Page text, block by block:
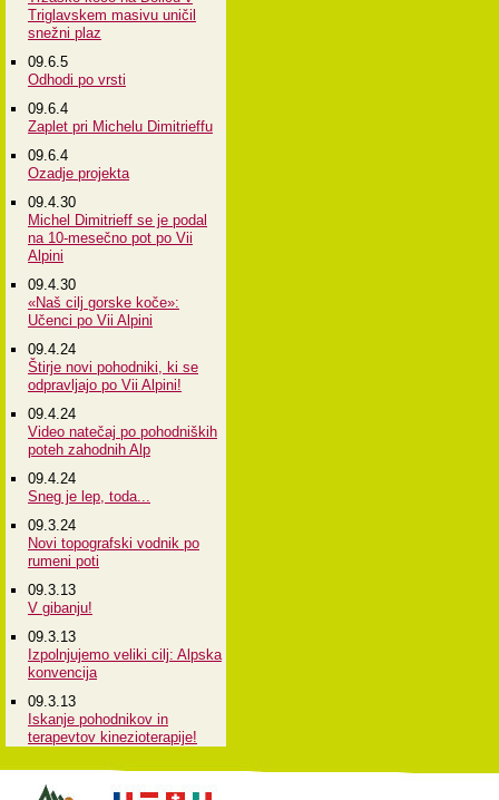
Triglavskem masivu uničil
snežni plaz
09.6.5
Odhodi po vrsti
09.6.4
Zaplet pri Michelu Dimitrieffu
09.6.4
Ozadje projekta
09.4.30
Michel Dimitrieff se je podal
na 10-mesečno pot po Vii
Alpini
09.4.30
«Naš cilj gorske koče»:
Učenci po Vii Alpini
09.4.24
Štirje novi pohodniki, ki se
odpravljajo po Vii Alpini!
09.4.24
Video natečaj po pohodniških
poteh zahodnih Alp
09.4.24
Sneg je lep, toda...
09.3.24
Novi topografski vodnik po
rumeni poti
09.3.13
V gibanju!
09.3.13
Izpolnjujemo veliki cilj: Alpska
konvencija
09.3.13
Iskanje pohodnikov in
terapevtov kinezioterapije!